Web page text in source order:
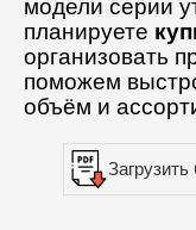
модели серии
планируете
организовать
поможем
объём и
Загрузить